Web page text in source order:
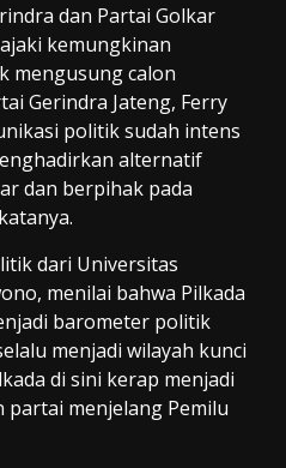
dan Partai Golkar
kemungkinan
mengusung calon
Gerindra Jateng, Ferry
politik sudah intens
alternatif
dan berpihak pada
dari Universitas
menilai bahwa Pilkada
barometer politik
menjadi wilayah kunci
di sini kerap menjadi
menjelang Pemilu